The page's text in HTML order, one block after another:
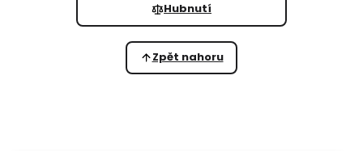
Hubnutí
Zpět nahoru